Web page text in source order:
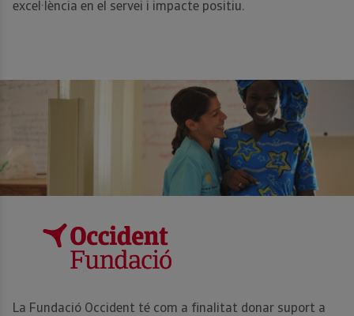
excel·lència en el servei i impacte positiu.
La Fundació Occident té com a finalitat donar suport a